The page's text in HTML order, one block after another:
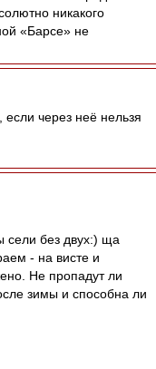
никакого
«Барсе» не
через неё нельзя
без двух:) ща
- на висте и
Не пропадут ли
зимы и способна ли